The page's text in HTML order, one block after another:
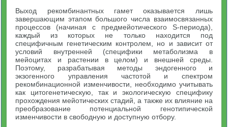
Выход рекомбинантных гамет оказывается лишь
завершающим этапом большого числа взаимосвязанных
процессов (начиная с предмейотического S-периода),
каждый из которых не только находится под
специфичным генетическим контролем, но и зависит от
условий внутренней (специфики метаболизма в
мейоцитах и растении в целом) и внешней среды.
Поэтому, разрабатывая методы эндогенного и
экзогенного управления частотой и спектром
рекомбинационной изменчивости, необходимо учитывать
как цитогенетическую, так и экологическую специфику
прохождения мейотических стадий, а также их влияние на
преобразование потенциальной генотипической
изменчивости в свободную и доступную отбору.